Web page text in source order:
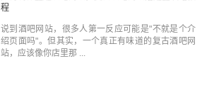
程
说到酒吧网站，很多人第一反应可能是"不就是个介
绍页面吗"。但其实，一个真正有味道的复古酒吧网
站，应该像你店里那 ...